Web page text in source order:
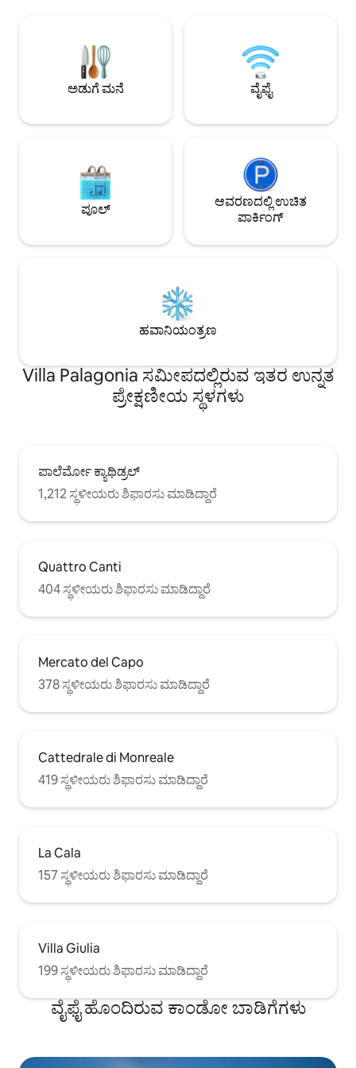
ಟಿವಿ, ವೈಫೈ, ಎಸಿ, ಸಂಪೂರ್ಣ ಸುಸಜ್ಜಿತ ಅಡುಗೆಮನೆ
ಮತ್ತು ಲಾಂಡ್ರಿ ಸಹ ಇದೆ. ಮತ್ತು ವಿಮಾನ ನಿಲ್ದಾಣದ
ವರ್ಗಾವಣೆಗೆ ಸಹಾಯ ಬೇಕಾದರೆ.
ಆರಾಮದಾಯಕ
ಅಡುಗೆ ಮನೆ ವೈಫೈ
ಪೂಲ್
ಆವರಣದಲ್ಲಿ ಉಚಿತ
ಪಾರ್ಕಿಂಗ್
ಹವಾನಿಯಂತ್ರಣ
Villa Palagonia ಸಮೀಪದಲ್ಲಿರುವ ಇತರ ಉನ್ನತ
ಪ್ರೇಕ್ಷಣೀಯ ಸ್ಥಳಗಳು
ಪಾಲೆರ್ಮೋ ಕ್ಯಾಥಿಡ್ರಲ್
1,212 ಸ್ಥಳೀಯರು ಶಿಫಾರಸು ಮಾಡಿದ್ದಾರೆ
Quattro Canti
404 ಸ್ಥಳೀಯರು ಶಿಫಾರಸು ಮಾಡಿದ್ದಾರೆ
Mercato del Capo
378 ಸ್ಥಳೀಯರು ಶಿಫಾರಸು ಮಾಡಿದ್ದಾರೆ
Cattedrale di Monreale
419 ಸ್ಥಳೀಯರು ಶಿಫಾರಸು ಮಾಡಿದ್ದಾರೆ
La Cala
157 ಸ್ಥಳೀಯರು ಶಿಫಾರಸು ಮಾಡಿದ್ದಾರೆ
Villa Giulia
199 ಸ್ಥಳೀಯರು ಶಿಫಾರಸು ಮಾಡಿದ್ದಾರೆ
ವೈಫೈ ಹೊಂದಿರುವ ಕಾಂಡೋ ಬಾಡಿಗೆಗಳು